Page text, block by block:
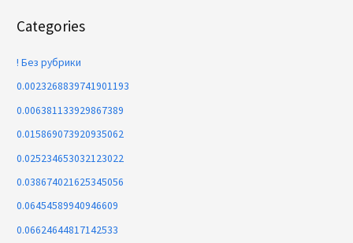
Categories
! Без рубрики
0.0023268839741901193
0.006381133929867389
0.015869073920935062
0.025234653032123022
0.038674021625345056
0.06454589940946609
0.06624644817142533